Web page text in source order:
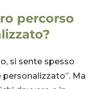
percorso
si sente spesso
Ma